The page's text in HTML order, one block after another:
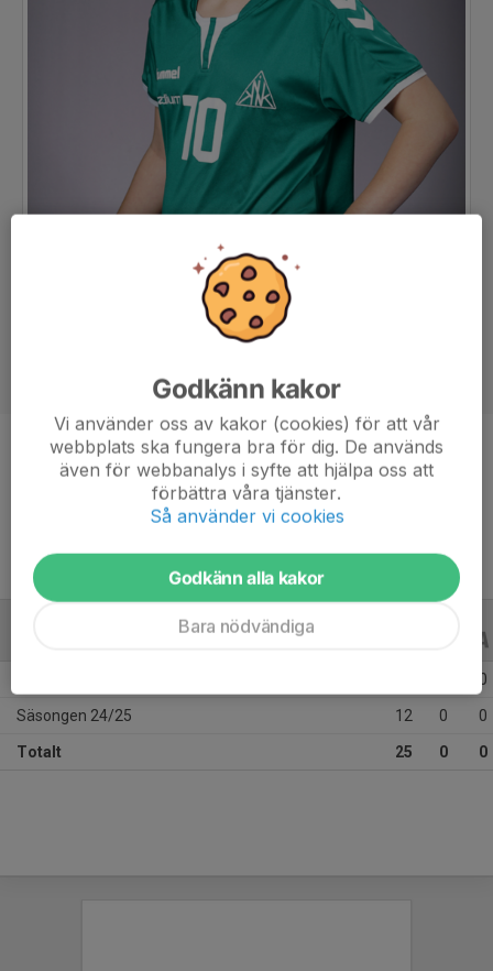
Position
-
11 år
0
Säsongen 24/25 12 0 0
Totalt 25 0 0
Godkänn kakor
Vi använder oss av kakor (cookies) för att vår
webbplats ska fungera bra för dig. De används
även för webbanalys i syfte att hjälpa oss att
förbättra våra tjänster.
Så använder vi cookies
Godkänn alla kakor
Bara nödvändiga